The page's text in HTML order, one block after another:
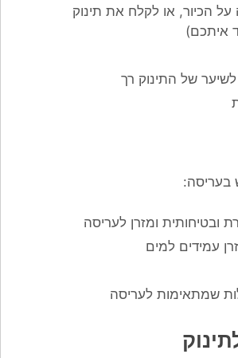
על הכיור, או לקלח את תינוק
איתכם)
של התינוק רך
ובטיחותית ומזרן לעריסה